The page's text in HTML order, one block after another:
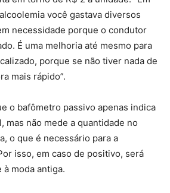
você gastava diversos
necessidade porque o condutor
É uma melhoria até mesmo para
porque se não tiver nada de
mais rápido”.
o bafômetro passivo apenas indica
mas não mede a quantidade no
o que é necessário para a
isso, em caso de positivo, será
moda antiga.